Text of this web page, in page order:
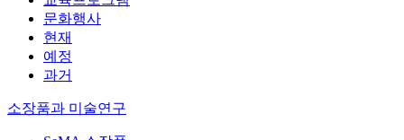
문화행사
현재
예정
과거
소장품과 미술연구